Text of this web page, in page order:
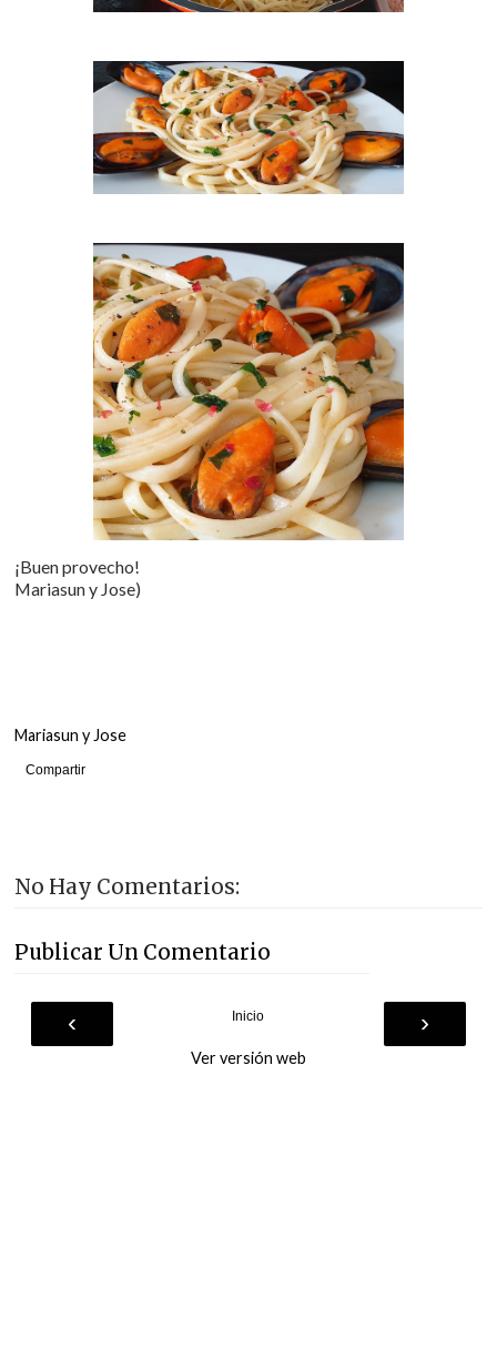
¡Buen provecho!
Mariasun y Jose)
Mariasun y Jose
Compartir
No Hay Comentarios:
Publicar Un Comentario
‹ ›
Inicio
Ver versión web